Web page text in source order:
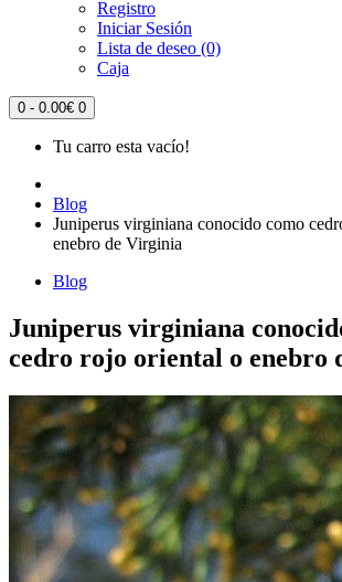
Registro
Iniciar Sesión
Lista de deseo (0)
Caja
0 - 0.00€ 0
Tu carro esta vacío!
Blog
Juniperus virginiana conocido como
enebro de Virginia
Blog
Juniperus virginiana
cedro rojo oriental o enebro